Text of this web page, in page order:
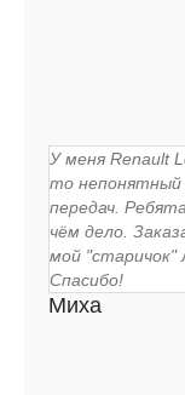
У меня Renault
то непонятный
передач.
чём дело.
мой "старичок"
Спасибо!
Миха